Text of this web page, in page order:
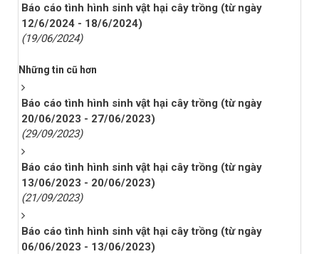
Báo cáo tình hình sinh vật hại cây trồng (từ ngày
12/6/2024 - 18/6/2024)
(19/06/2024)
Những tin cũ hơn
Báo cáo tình hình sinh vật hại cây trồng (từ ngày
20/06/2023 - 27/06/2023)
(29/09/2023)
Báo cáo tình hình sinh vật hại cây trồng (từ ngày
13/06/2023 - 20/06/2023)
(21/09/2023)
Báo cáo tình hình sinh vật hại cây trồng (từ ngày
06/06/2023 - 13/06/2023)